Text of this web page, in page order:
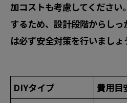
加コストも考慮してくださ
するため、設計段階からし
は必ず安全対策を行いましょ
DIYタイプ 費用目